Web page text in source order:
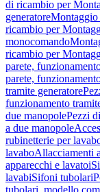
di ricambio per
generatoreMontaggio
ricambio per
monocomando
ricambio per
parete,
parete,
tramite generatore
funzionamento
due manopolePezzi
a due manopole
rubinetterie per
lavaboAllacciamenti
apparecchi e lavatoi
lavabiSifoni tubolari
tubolari, modello